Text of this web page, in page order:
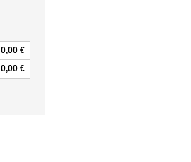
0,00 €
0,00 €